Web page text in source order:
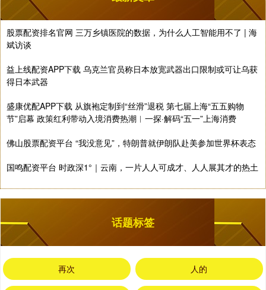
股票配资排名官网 三万乡镇医院的数据，为什么人工智能用不了 | 海
斌访谈
益上线配资APP下载 乌克兰官员称日本放宽武器出口限制或可让乌获
得日本武器
盛康优配APP下载 从旗袍定制到“丝滑”退税 第七届上海“五五购物
节”启幕 政策红利带动入境消费热潮︱一探·解码“五一”上海消费
佛山股票配资平台 “我没意见”，特朗普就伊朗队赴美参加世界杯表态
国鸣配资平台 时政深1°｜云南，一片人人可成才、人人展其才的热土
话题标签
再次 人的